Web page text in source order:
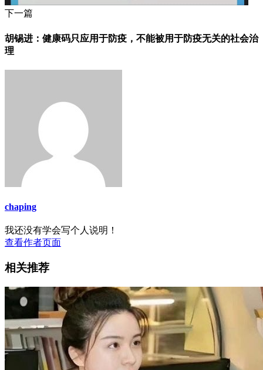
下一篇
胡锡进：健康码只应用于防疫，不能被用于防疫无关的社会治
理
chaping
我还没有学会写个人说明！
查看作者页面
相关推荐